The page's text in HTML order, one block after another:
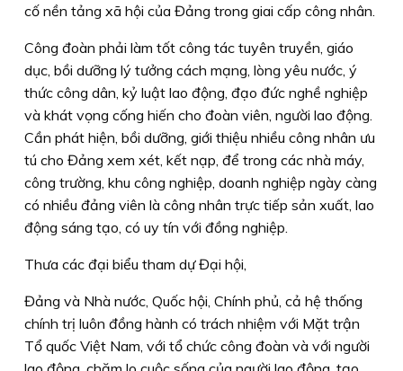
cố nền tảng xã hội của Đảng trong giai cấp công nhân.
Công đoàn phải làm tốt công tác tuyên truyền, giáo
dục, bồi dưỡng lý tưởng cách mạng, lòng yêu nước, ý
thức công dân, kỷ luật lao động, đạo đức nghề nghiệp
và khát vọng cống hiến cho đoàn viên, người lao động.
Cần phát hiện, bồi dưỡng, giới thiệu nhiều công nhân ưu
tú cho Đảng xem xét, kết nạp, để trong các nhà máy,
công trường, khu công nghiệp, doanh nghiệp ngày càng
có nhiều đảng viên là công nhân trực tiếp sản xuất, lao
động sáng tạo, có uy tín với đồng nghiệp.
Thưa các đại biểu tham dự Đại hội,
Đảng và Nhà nước, Quốc hội, Chính phủ, cả hệ thống
chính trị luôn đồng hành có trách nhiệm với Mặt trận
Tổ quốc Việt Nam, với tổ chức công đoàn và với người